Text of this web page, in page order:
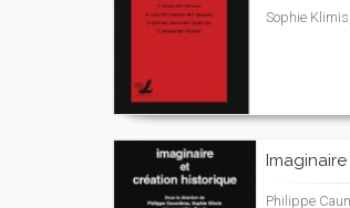
Sophie
Philippe